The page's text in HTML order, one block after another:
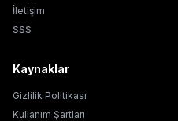
İletişim
SSS
Kaynaklar
Gizlilik Politikası
Kullanım Şartları